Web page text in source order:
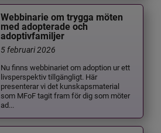
Webbinarie om trygga möten
med adopterade och
adoptivfamiljer
5 februari 2026
Nu finns webbinariet om adoption ur ett
livsperspektiv tillgängligt. Här
presenterar vi det kunskapsmaterial
som MFoF tagit fram för dig som möter
ad...